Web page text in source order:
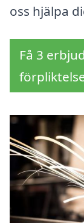
oss hjälpa
Få 3